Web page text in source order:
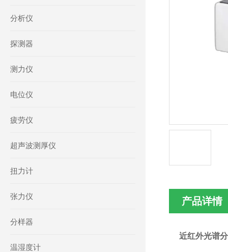
分析仪
探测器
测力仪
电位仪
疲劳仪
超声波测厚仪
扭力计
张力仪
分样器
温湿度计
产品详情
近红外光谱